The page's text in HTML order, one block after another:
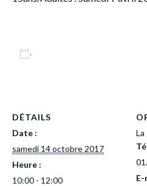
DÉTAILS
Date :
samedi 14 octobre 2017
Heure :
10:00 - 12:00
La
E-